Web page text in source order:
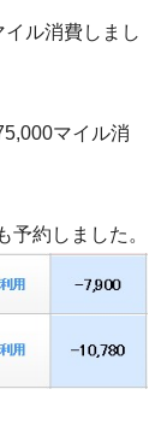
ル消費しまし
マイル消
約しました。